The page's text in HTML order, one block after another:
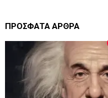
ΠΡΟΣΦΑΤΑ ΑΡΘΡΑ